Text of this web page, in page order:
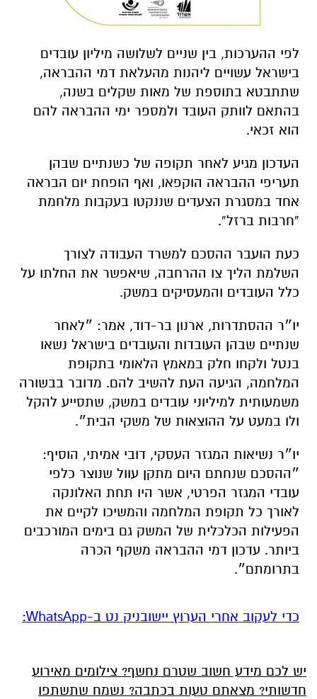
לפי ההערכות, בין שניים לשלושה מיליון עובדים
בישראל עשויים ליהנות מהעלאת דמי ההבראה,
שתתבטא בתוספת של מאות שקלים בשנה,
בהתאם לוותק העובד ולמספר ימי ההבראה להם
הוא זכאי.
העדכון מגיע לאחר תקופה של כשנתיים שבהן
תעריפי ההבראה הוקפאו, ואף הופחת יום הבראה
אחד במסגרת הצעדים שננקטו בעקבות מלחמת
“חרבות ברזל”.
כעת הועבר ההסכם למשרד העבודה לצורך
השלמת הליך צו ההרחבה, שיאפשר את החלתו על
כלל העובדים והמעסיקים במשק.
יו״ר ההסתדרות, ארנון בר-דוד, אמר: ״לאחר
שנתיים שבהן העובדות והעובדים בישראל נשאו
בנטל ולקחו חלק במאמץ הלאומי בתקופת
המלחמה, הגיעה העת להשיב להם. מדובר בבשורה
משמעותית למיליוני עובדים במשק, שתסייע להקל
ולו במעט על ההוצאות של משקי הבית״.
יו״ר נשיאות המגזר העסקי, דובי אמיתי, הוסיף:
״ההסכם שנחתם היום מתקן עוול שנוצר כלפי
עובדי המגזר הפרטי, אשר היו תחת האלונקה
לאורך כל תקופת המלחמה והמשיכו לקיים את
הפעילות הכלכלית של המשק גם בימים המורכבים
ביותר. עדכון דמי ההבראה משקף הכרה
בתרומתם״.
‏כדי לעקוב אחרי הערוץ יישובניק נט ב-WhatsApp:‏‏‏
יש לכם מידע חשוב שטרם נחשף? צילומים מאירוע
חדשותי? מצאתם טעות בכתבה? נשמח שתשתפו